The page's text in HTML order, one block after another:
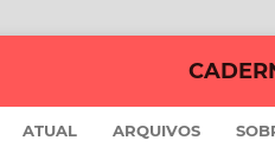
ATUAL ARQUIVOS